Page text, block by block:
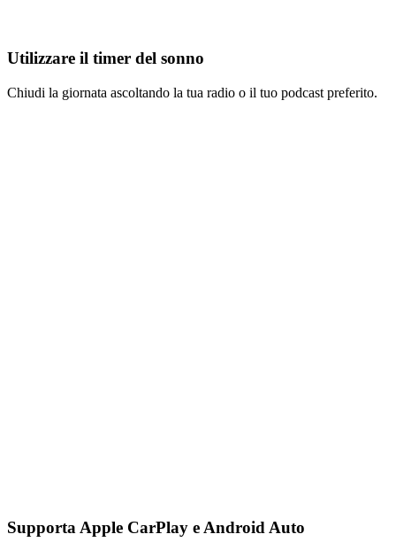
Utilizzare il timer del sonno
Chiudi la giornata ascoltando la tua radio o il tuo podcast preferito.
Supporta Apple CarPlay e Android Auto